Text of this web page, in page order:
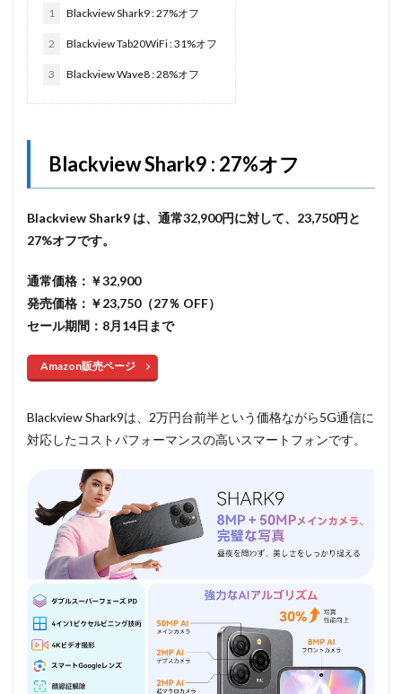
1 Blackview Shark9 : 27%オフ
2 Blackview Tab20WiFi : 31%オフ
3 Blackview Wave8 : 28%オフ
Blackview Shark9 : 27%オフ
Blackview Shark9 は、通常32,900円に対して、23,750円と
27%オフです。
通常価格：￥32,900
発売価格：￥23,750（27％ OFF）
セール期間：8月14日まで
Amazon販売ページ
Blackview Shark9は、2万円台前半という価格ながら5G通信に
対応したコストパフォーマンスの高いスマートフォンです。